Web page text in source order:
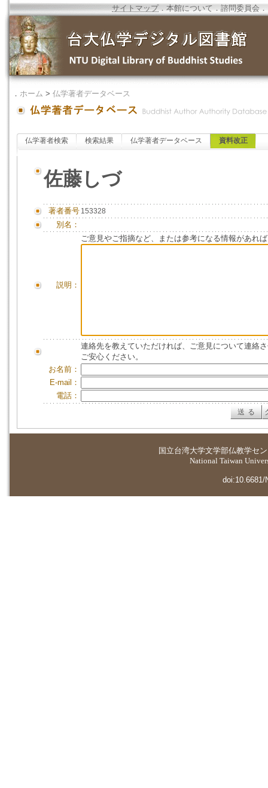
サイトマップ．本館について ．諮問委員会 ．
． ホーム > 仏学著者データベース
仏学著者検索 検索結果 仏学著者データベース 資料改正
佐藤しづ
著者番号 153328
別名：
説明：
ご意見やご指摘など、または参考になる情報があれ
連絡先を教えていただければ、ご意見について連絡
ご安心ください。
お名前：
E-mail：
電話：
国立台湾大学文学部仏教学セ
National Taiwan
doi:10.6681/